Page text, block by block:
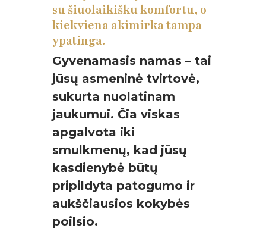
su šiuolaikišku komfortu, o
kiekviena akimirka tampa
ypatinga.
Gyvenamasis namas – tai
jūsų asmeninė tvirtovė,
sukurta nuolatinam
jaukumui. Čia viskas
apgalvota iki
smulkmenų, kad jūsų
kasdienybė būtų
pripildyta patogumo ir
aukščiausios kokybės
poilsio.